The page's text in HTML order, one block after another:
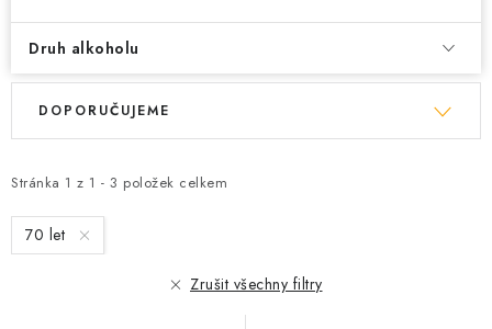
O nás Časté otázky
Doprava a platba
Zásady zpracování ochrany osobních údajů
Druh alkoholu
V
i
s
p
Stránka 1 z 1 - 3 položek celkem
Ř
e
n
í
DOPORUČUJEME
70 let
Zrušit všechny filtry